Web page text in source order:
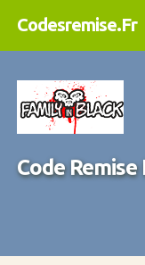
Codesremise.Fr
Code